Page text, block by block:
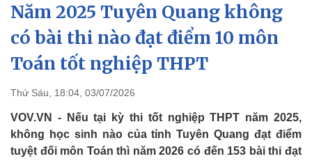
Chính trị
Đảng
Tổ chức nhân sự
Quốc hội
Xã hội
Tin 24h
Dự báo thời tiết
Giáo dục
Năm 2025 Tuyên Quang không
có bài thi nào đạt điểm 10 môn
Toán tốt nghiệp THPT
Thứ Sáu, 18:04, 03/07/2026
VOV.VN - Nếu tại kỳ thi tốt nghiệp THPT năm 2025,
không học sinh nào của tỉnh Tuyên Quang đạt điểm
tuyệt đối môn Toán thì năm 2026 có đến 153 bài thi đạt